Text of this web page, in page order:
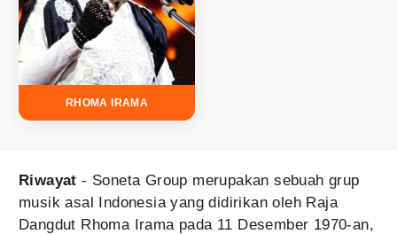
RHOMA IRAMA
Riwayat - Soneta Group merupakan sebuah grup
musik asal Indonesia yang didirikan oleh Raja
Dangdut Rhoma Irama pada 11 Desember 1970-an,